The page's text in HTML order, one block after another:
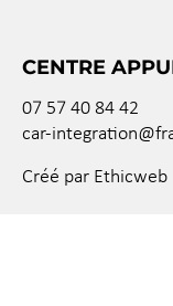
CENTRE
07 57 40 84 42
car-
Créé par Ethicweb